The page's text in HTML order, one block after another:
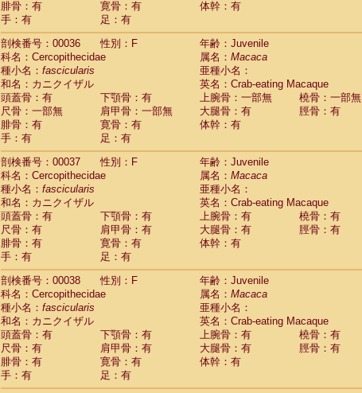
CercopithecidaeCercopithecinae spp.
CercopithecidaeColobus angolensis
CercopithecidaeColobus guereza (0)
Cercopithecidae Colobus polykomos(0)
Cercopithecidae Piliocolobus badius(0)
Cercopithecidae Kasi senex vetulus(1)
CercopithecidaeKasi senex
CercopithecidaeNasalis larvatus(0)
CercopithecidaePresbytes melalophos
CercopithecidaePygathrix nemaeus
CercopithecidaeSemnopithecus entellus(22)
Cercopithecidae Trachypithecus cristatus(0)
Cercopithecidae Trachypithecus francoisi
Cercopithecidae Trachypithecus obscurus(5)
CercopithecidaeTrachypithecus pileatus
CercopithecidaeColobinae spp.(0)
CercopithecidaePresbytesinaespp.(0)
CercopithecidaeCercopithecidae
HylobatidaeHoolock hoolock(1)
HylobatidaeHylobates agilis
HylobatidaeHylobates klossii (0)
Hylobatidae
HylobatidaeHylobates moloch(2)
Hylobatidae Hylobates muelleri(0)
HylobatidaeHylobates pileatus(5)
Hylobatidae Hylobates
HylobatidaeHylobateshybrid(0)
腓骨：有
寛骨：有
体幹：有
手：有
足：有
剖検番号：00036
性別：F
年齢：Juvenile
科名：Cercopithecidae
属名： Macaca
種小名： fascicularis
亜種小名：
和名：カニクイザル
英名：Crab-eating Macaque
頭蓋骨：有
下顎骨：有 上腕骨：一部無
橈骨：一部無
尺骨：一部無
肩甲骨：一部無 大腿骨：有
脛骨：有
腓骨：有
寛骨：有
体幹：有
手：有
足：有
剖検番号：00037
性別：F
年齢：Juvenile
科名：Cercopithecidae
属名： Macaca
種小名： fascicularis
亜種小名：
和名：カニクイザル
英名：Crab-eating Macaque
頭蓋骨：有
下顎骨：有 上腕骨：有
橈骨：有
尺骨：有
肩甲骨：有 大腿骨：有
脛骨：有
腓骨：有
寛骨：有
体幹：有
手：有
足：有
剖検番号：00038
性別：F
年齢：Juvenile
科名：Cercopithecidae
属名： Macaca
種小名： fascicularis
亜種小名：
和名：カニクイザル
英名：Crab-eating Macaque
頭蓋骨：有
下顎骨：有 上腕骨：有
橈骨：有
尺骨：有
肩甲骨：有 大腿骨：有
脛骨：有
腓骨：有
寛骨：有
体幹：有
手：有
足：有